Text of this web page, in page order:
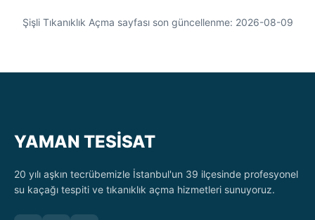
Şişli Tıkanıklık Açma sayfası son güncellenme: 2026-08-09
YAMAN TESİSAT
20 yılı aşkın tecrübemizle İstanbul'un 39 ilçesinde profesyonel
su kaçağı tespiti ve tıkanıklık açma hizmetleri sunuyoruz.